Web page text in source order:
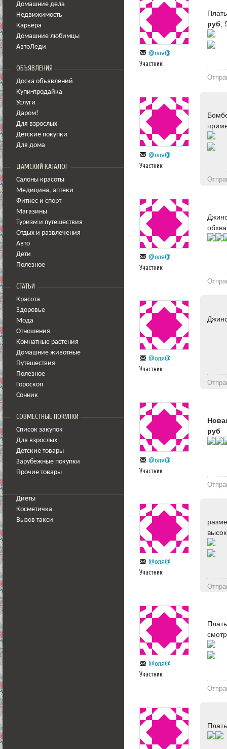
Домашние дела
Недвижимость
Карьера
Домашние любимцы
АвтоЛеди
ОБЪЯВЛЕНИЯ
Доска объявлений
Купи-продайка
Услуги
Даром!
Для взрослых
Детские покупки
Для дома
ДАМСКИЙ КАТАЛОГ
Салоны красоты
Медицина, аптеки
Фитнес и спорт
Магазины
Туризм и путешествия
Отдых и развлечения
Авто
Дети
Полезное
СТАТЬИ
Красота
Здоровье
Мода
Отношения
Комнатные растения
Домашние животные
Путешествия
Полезное
Гороскоп
Сонник
СОВМЕСТНЫЕ ПОКУПКИ
Список закупок
Для взрослых
Детские товары
Зарубежные покупки
Прочие товары
Диеты
Косметичка
Вызов такси
@оля@
Участник
руб
@оля@
Участник
@оля@
Участник
@оля@
Участник
@оля@
Участник
руб
@оля@
Участник
@оля@
Участник